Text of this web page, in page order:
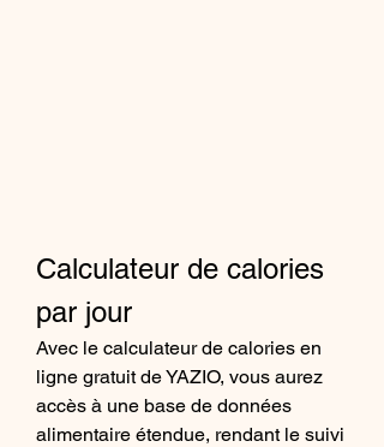
Calculateur de calories
par jour
Avec le calculateur de calories en
ligne gratuit de YAZIO, vous aurez
accès à une base de données
alimentaire étendue, rendant le suivi